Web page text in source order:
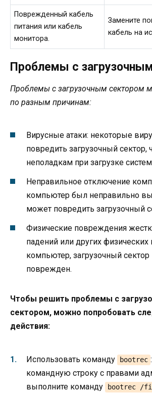
Поврежденный кабель
питания или кабель
монитора.
Замените
кабель на
Проблемы с
Проблемы с загрузочным сектором
по разным причинам:
Вирусные атаки: некоторые
повредить загрузочный сектор,
неполадкам при загрузке
Неправильное отключение
компьютер был неправильно
может повредить загрузочный
Физические повреждения
падений или других физических
компьютер, загрузочный
поврежден.
Чтобы решить проблемы с
сектором, можно попробовать
действия:
Использовать команду bootrec
командную строку с правами
выполните команду
bootrec /